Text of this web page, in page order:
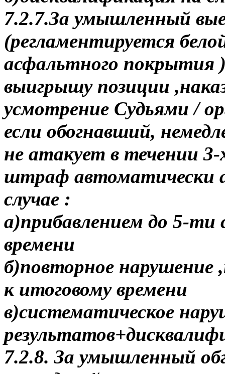
7.2.7.За умышленный
(регламентируется
асфальтного покрытия
выигрышу позиции
усмотрение Судьями /
если обогнавший,
не атакует в течении
штраф автоматически
случае :
а)прибавлением до 5-ти
времени
б)повторное нарушение
к итоговому времени
в)систематическое
7.2.8. За умышленный